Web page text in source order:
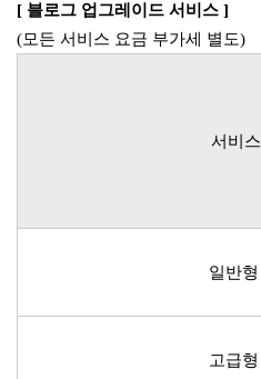
[ 블로그 업그레이드 서비스 ]
(모든 서비스 요금 부가세 별도)
서비스
일반형
고급형